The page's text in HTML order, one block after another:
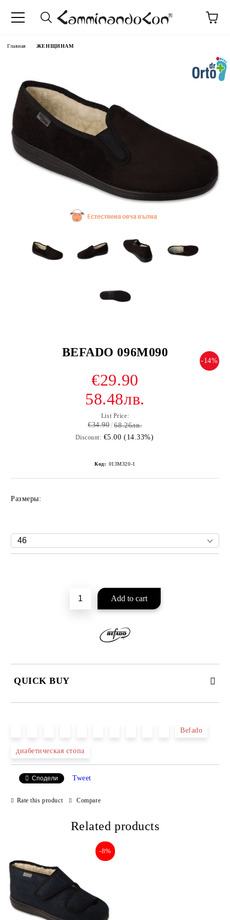
Главная ЖЕНЩИНАМ
BEFADO 096M090
-14%
€29.90
58.48лв.
List Price:
€34.90 68.26лв.
Discount: €5.00 (14.33%)
Код: 013M320-1
Размеры:
QUICK BUY
We will contact you to finalize the order
Befado
диабетическая стопа
Сподели Tweet
Rate this product Compare
Related products
-8%